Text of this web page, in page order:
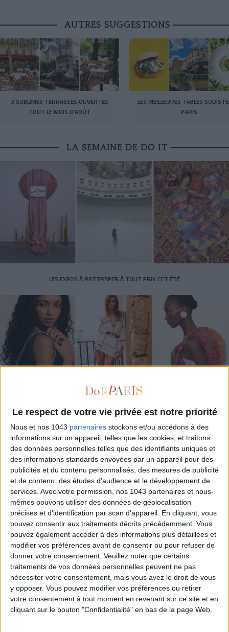
Le respect de votre vie privée est notre priorité
Nous et nos 1043 partenaires stockons et/ou accédons à des
informations sur un appareil, telles que les cookies, et traitons
des données personnelles telles que des identifiants uniques et
des informations standards envoyées par un appareil pour des
publicités et du contenu personnalisés, des mesures de publicité
et de contenu, des études d'audience et le développement de
services. Avec votre permission, nos 1043 partenaires et nous-
mêmes pouvons utiliser des données de géolocalisation
précises et d’identification par scan d'appareil. En cliquant, vous
pouvez consentir aux traitements décrits précédemment. Vous
pouvez également accéder à des informations plus détaillées et
modifier vos préférences avant de consentir ou pour refuser de
donner votre consentement. Veuillez noter que certains
traitements de vos données personnelles peuvent ne pas
nécessiter votre consentement, mais vous avez le droit de vous
y opposer. Vous pouvez modifier vos préférences ou retirer
votre consentement à tout moment en revenant sur ce site et en
cliquant sur le bouton "Confidentialité" en bas de la page Web.
AUTRES SUGGESTIONS
3 SUBLIMES TERRASSES OUVERTES
TOUT LE MOIS D’AOÛT
LES MEILLEURES TABLES
PARIS
LA SEMAINE DE DO IT
LES EXPOS À RATTRAPER À TOUT PRIX CET ÉTÉ
LES SACS D’ÉTÉ QUI DONNENT LE TON DE LA SAISON
CONNAISSEZ-VOUS LE AIRBNB DE LA PISCINE AUTOUR DE PARIS ?